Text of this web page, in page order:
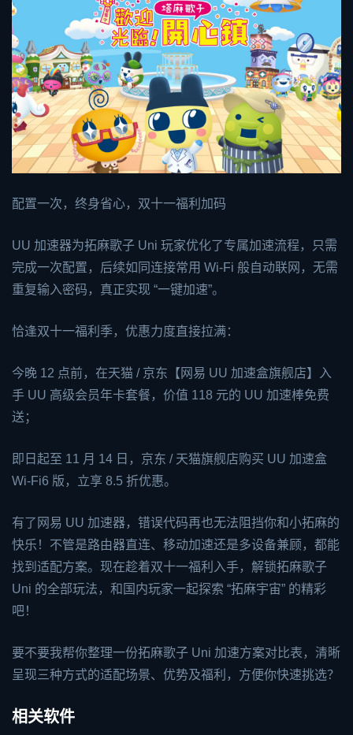
配置一次，终身省心，双十一福利加码
UU 加速器为拓麻歌子 Uni 玩家优化了专属加速流程，只需
完成一次配置，后续如同连接常用 Wi-Fi 般自动联网，无需
重复输入密码，真正实现 “一键加速”。
恰逢双十一福利季，优惠力度直接拉满：
今晚 12 点前，在天猫 / 京东【网易 UU 加速盒旗舰店】入
手 UU 高级会员年卡套餐，价值 118 元的 UU 加速棒免费
送；
即日起至 11 月 14 日，京东 / 天猫旗舰店购买 UU 加速盒
Wi-Fi6 版，立享 8.5 折优惠。
有了网易 UU 加速器，错误代码再也无法阻挡你和小拓麻的
快乐！不管是路由器直连、移动加速还是多设备兼顾，都能
找到适配方案。现在趁着双十一福利入手，解锁拓麻歌子
Uni 的全部玩法，和国内玩家一起探索 “拓麻宇宙” 的精彩
吧！
要不要我帮你整理一份拓麻歌子 Uni 加速方案对比表，清晰
呈现三种方式的适配场景、优势及福利，方便你快速挑选？
相关软件